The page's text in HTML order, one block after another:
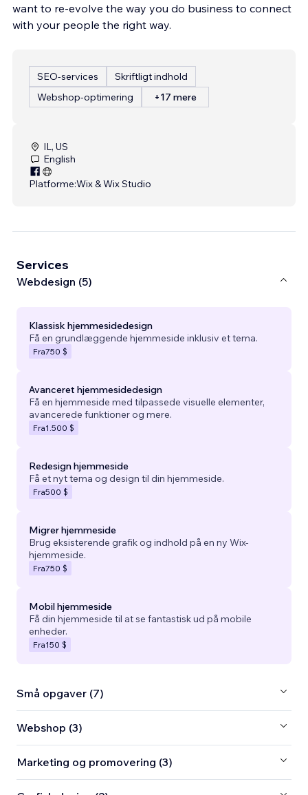
want to re-evolve the way you do business to connect
with your people the right way.
SEO-services
Skriftligt indhold
Webshop-optimering
+17 mere
IL, US
English
Platforme:Wix & Wix Studio
Services
Webdesign (5)
Klassisk hjemmesidedesign
Få en grundlæggende hjemmeside inklusiv et tema.
Fra750 $
Avanceret hjemmesidedesign
Få en hjemmeside med tilpassede visuelle elementer,
avancerede funktioner og mere.
Fra1.500 $
Redesign hjemmeside
Få et nyt tema og design til din hjemmeside.
Fra500 $
Migrer hjemmeside
Brug eksisterende grafik og indhold på en ny Wix-
hjemmeside.
Fra750 $
Mobil hjemmeside
Få din hjemmeside til at se fantastisk ud på mobile
enheder.
Fra150 $
Små opgaver (7)
Webshop (3)
Marketing og promovering (3)